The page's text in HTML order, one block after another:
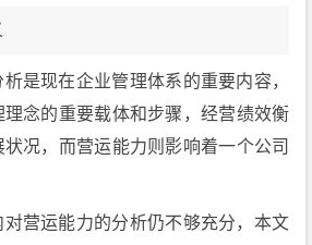
是现在企业管理体系的重要内容，
念的重要载体和步骤，经营绩效衡
况，而营运能力则影响着一个公司
营运能力的分析仍不够充分，本文